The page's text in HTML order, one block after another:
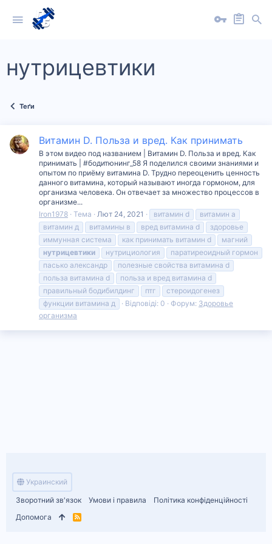
нутрицевтики
Теґи
Витамин D. Польза и вред. Как принимать
В этом видео под названием | Витамин D. Польза и вред. Как
принимать | #бодитюнинг_58 Я поделился своими знаниями и
опытом по приёму витамина D. Трудно переоценить ценность
данного витамина, который называют иногда гормоном, для
организма человека. Он отвечает за множество процессов в
организме...
Iron1978 Тема Лют 24, 2021 витамин d
витамин а
витамин д
витамины в вред витамина d
здоровье
иммунная система
как принимать витамин d
магний
нутрицевтики
нутрициология
паратиреоидный гормон
пасько александр
полезные свойства витамина d
польза витамина d
польза и вред витамина d
правильный бодибилдинг
птг
стероидогенез
функции витамина д
Відповіді: 0 Форум: Здоровье
организма
Украинский
Зворотний зв'язок
Умови і правила
Політика конфіденційності
Допомога
R